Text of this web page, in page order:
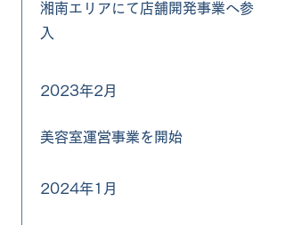
湘南エリアにて店舗開発事業へ参
入
2023年2月
美容室運営事業を開始
2024年1月